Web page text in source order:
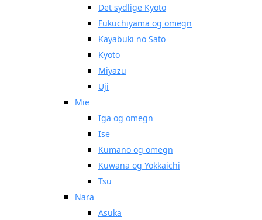
Det sydlige Kyoto
Fukuchiyama og omegn
Kayabuki no Sato
Kyoto
Miyazu
Uji
Mie
Iga og omegn
Ise
Kumano og omegn
Kuwana og Yokkaichi
Tsu
Nara
Asuka